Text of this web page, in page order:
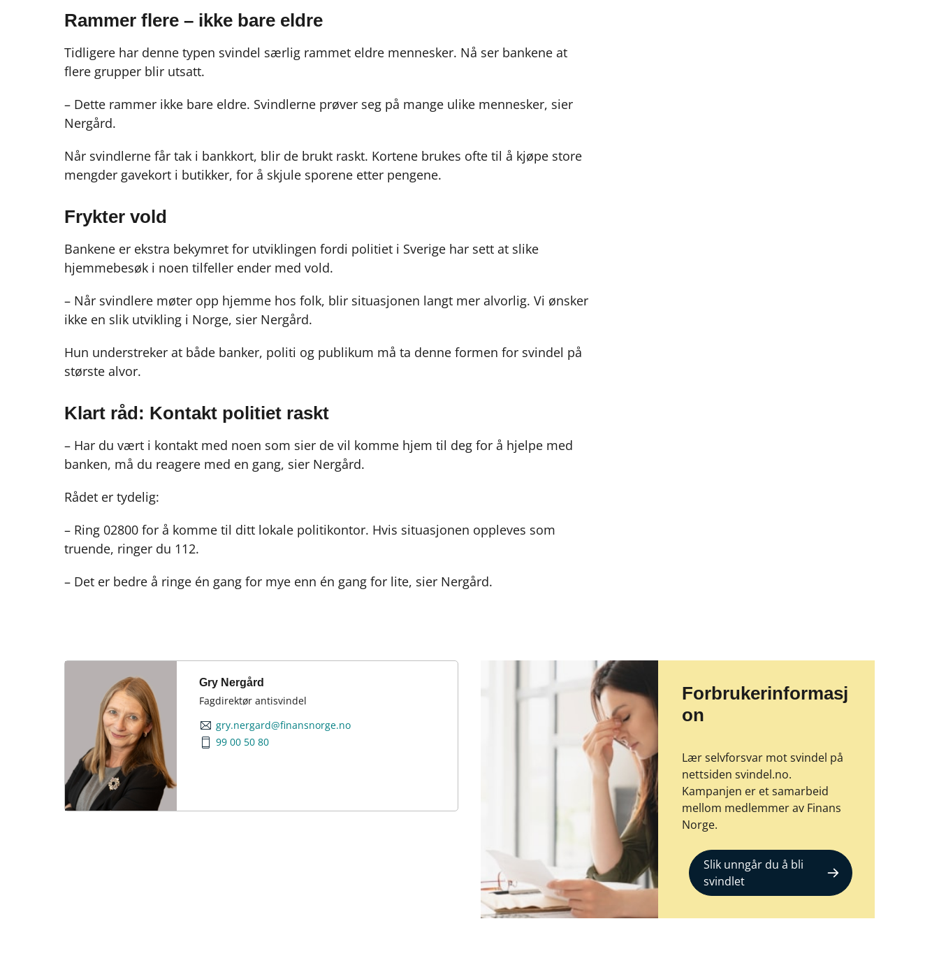
Rammer flere – ikke bare eldre
Tidligere har denne typen svindel særlig rammet eldre mennesker. Nå ser bankene at
flere grupper blir utsatt.
– Dette rammer ikke bare eldre. Svindlerne prøver seg på mange ulike mennesker, sier
Nergård.
Når svindlerne får tak i bankkort, blir de brukt raskt. Kortene brukes ofte til å kjøpe store
mengder gavekort i butikker, for å skjule sporene etter pengene.
Frykter vold
Bankene er ekstra bekymret for utviklingen fordi politiet i Sverige har sett at slike
hjemmebesøk i noen tilfeller ender med vold.
– Når svindlere møter opp hjemme hos folk, blir situasjonen langt mer alvorlig. Vi ønsker
ikke en slik utvikling i Norge, sier Nergård.
Hun understreker at både banker, politi og publikum må ta denne formen for svindel på
største alvor.
Klart råd: Kontakt politiet raskt
– Har du vært i kontakt med noen som sier de vil komme hjem til deg for å hjelpe med
banken, må du reagere med en gang, sier Nergård.
Rådet er tydelig:
– Ring 02800 for å komme til ditt lokale politikontor. Hvis situasjonen oppleves som
truende, ringer du 112.
– Det er bedre å ringe én gang for mye enn én gang for lite, sier Nergård.
Gry Nergård
Fagdirektør antisvindel
gry.nergard@finansnorge.no
99 00 50 80
Forbrukerinformasj
on
Lær selvforsvar mot svindel på
nettsiden svindel.no.
Kampanjen er et samarbeid
mellom medlemmer av Finans
Norge.
Slik unngår du å bli
svindlet